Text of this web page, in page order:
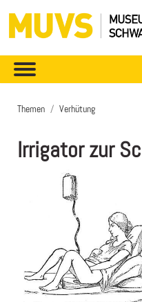
Themen Verhütung
Irrigator zur